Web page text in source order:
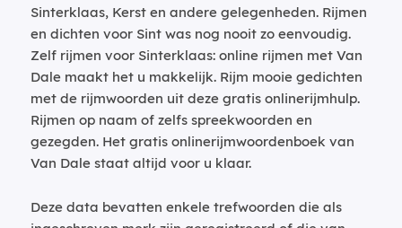
Sinterklaas, Kerst en andere gelegenheden. Rijmen
en dichten voor Sint was nog nooit zo eenvoudig.
Zelf rijmen voor Sinterklaas: online rijmen met Van
Dale maakt het u makkelijk. Rijm mooie gedichten
met de rijmwoorden uit deze gratis onlinerijmhulp.
Rijmen op naam of zelfs spreekwoorden en
gezegden. Het gratis onlinerijmwoordenboek van
Van Dale staat altijd voor u klaar.
Deze data bevatten enkele trefwoorden die als